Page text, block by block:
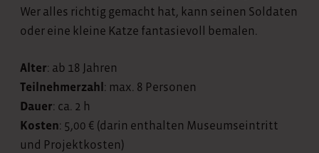
Wer alles richtig gemacht hat, kann seinen Soldaten
oder eine kleine Katze fantasievoll bemalen.
Alter: ab 18 Jahren
Teilnehmerzahl : max. 8 Personen
Dauer: ca. 2 h
Kosten: 5,00 € (darin enthalten Museumseintritt
und Projektkosten)